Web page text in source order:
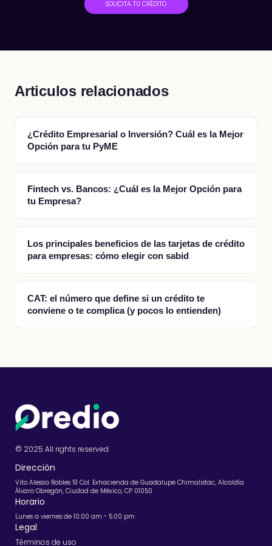
SOLICITA TU CRÉDITO
Articulos relacionados
¿Crédito Empresarial o Inversión? Cuál es la Mejor
Opción para tu PyME
Fintech vs. Bancos: ¿Cuál es la Mejor Opción para
tu Empresa?
Los principales beneficios de las tarjetas de crédito
para empresas: cómo elegir con sabid
CAT: el número que define si un crédito te
conviene o te complica (y pocos lo entienden)
© 2025 All rights reserved
Dirección
Vito Alessio Robles 51 Col. Exhacienda de Guadalupe Chimalistac, Alcaldía
Álvaro Obregón, Ciudad de México, CP 01050
Horario
Lunes a viernes de 10:00 am - 5:00 pm
Legal
Términos de uso